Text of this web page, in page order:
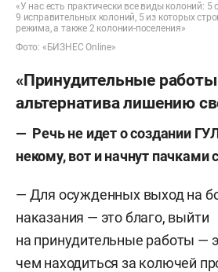
«У нас есть практически все виды колоний: 5
9 исправительных колоний, 5 из которых
режима, а также 2 колонии-поселения»
Фото: «БИЗНЕС Online»
«Принудительные
альтернатива лишению
— Речь не идет о создании
некому, вот и начнут пачками
— Для осужденных выход на
наказания — это благо, выйти
на принудительные работы —
чем находиться за колючей